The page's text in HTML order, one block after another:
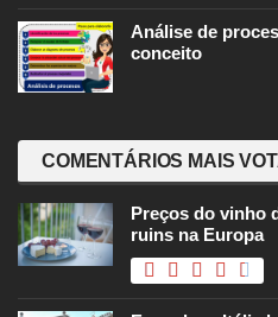
Análise de
conceito
COMENTÁRIOS MAIS
Preços do vinho
ruins na Europa